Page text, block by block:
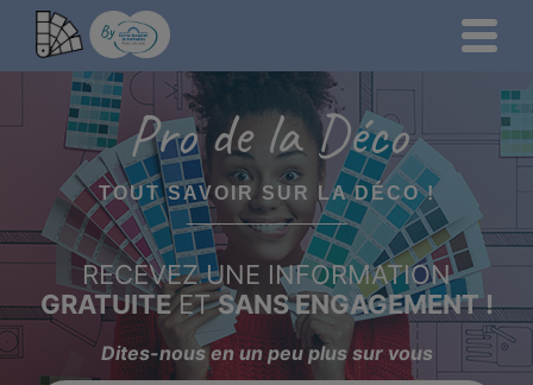
Pro de la Déco
TOUT SAVOIR SUR LA DÉCO !
RECEVEZ UNE INFORMATION
GRATUITEETSANS ENGAGEMENT !
Dites-nous en un peu plus sur vous